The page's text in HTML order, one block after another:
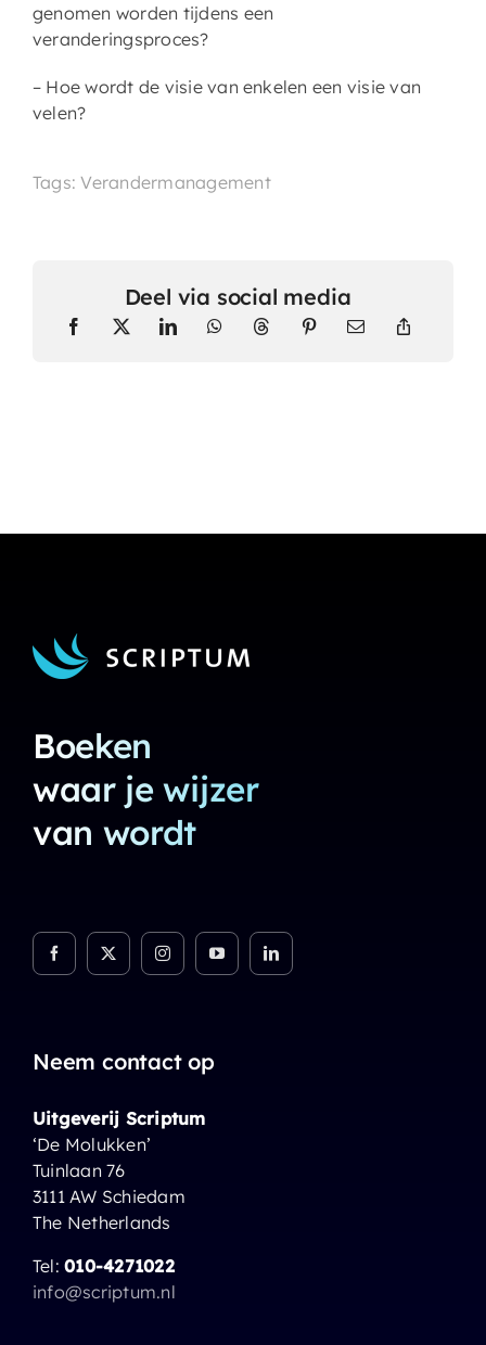
genomen worden tijdens een
veranderingsproces?
– Hoe wordt de visie van enkelen een visie van
velen?
Tags: Verandermanagement
Deel via social media
Boeken
waar je wijzer
van wordt
Neem contact op
Uitgeverij Scriptum
‘De Molukken’
Tuinlaan 76
3111 AW Schiedam
The Netherlands
Tel:010-4271022
info@scriptum.nl